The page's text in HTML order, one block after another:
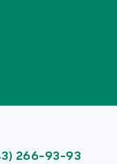
266-93-93